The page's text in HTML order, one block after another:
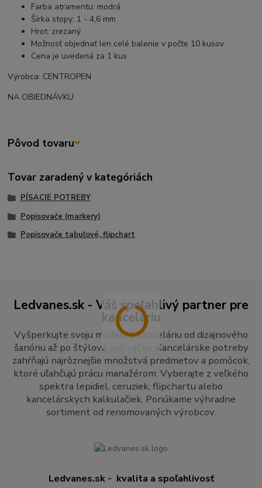
Farba atramentu: modrá
Šírka stopy: 1 - 4,6 mm
Hrot: zrezaný
Možnosť objednať len celé balenie v počte 10 kusov
Cena je uvedená za 1 kus
Výrobca: CENTROPEN
NA OBJEDNÁVKU
Pôvod tovaru
Tovar zaradený v kategóriách
PÍSACIE POTREBY
Popisovače (markery)
Popisovače tabuľové, flipchart
Ledvanes.sk - Váš spoľahlivý partner pre
kanceláriu
Vyšperkujte svoju modernú kanceláriu od dizajnového
šanónu až po štýlovú zošívačku. Kancelárske potreby
zahŕňajú najrôznejšie množstvá predmetov a pomôcok,
ktoré uľahčujú prácu manažérom. Vyberajte z veľkého
spektra lepidiel, ceruziek, flipchartu alebo
kancelárskych kalkulačiek. Ponúkame výhradne
sortiment od renomovaných výrobcov.
Ledvanes.sk - kvalita a spoľahlivosť